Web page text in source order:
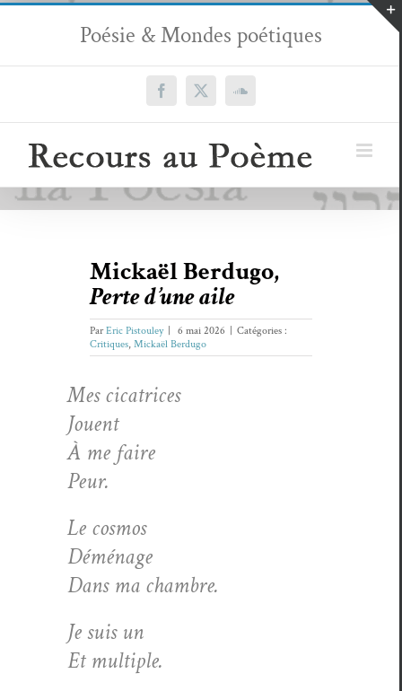
Passer
contenu
Poésie & Mondes poétiques
Facebook
X SoundCloud
Mickaël Berdugo,
Perte d’une aile
ParEric Pistouley 6 mai 2026
Catégories :
Critiques, Mickaël Berdugo
Mes cica­tri­ces
Jouent
À me faire
Peur.
Le cos­mos
Démé­nage
Dans ma chambre.
Je suis un
Et mul­ti­ple.